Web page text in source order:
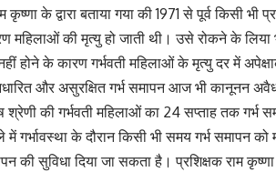
कृष्णा के द्वारा बताया गया की 1971 से पूर्व किसी
की मृत्यु हो जाती थी। उसे रोकने के लिया
होने के कारण गर्भवती महिलाओं के मृत्यु दर में
और असुरक्षित गर्भ समापन आज भी कानूनन
की गर्भवती महिलाओं का 24 सप्ताह तक गर्भ
के दौरान किसी भी समय गर्भ समापन को
की सुविधा दिया जा सकता है। प्रशिक्षक राम